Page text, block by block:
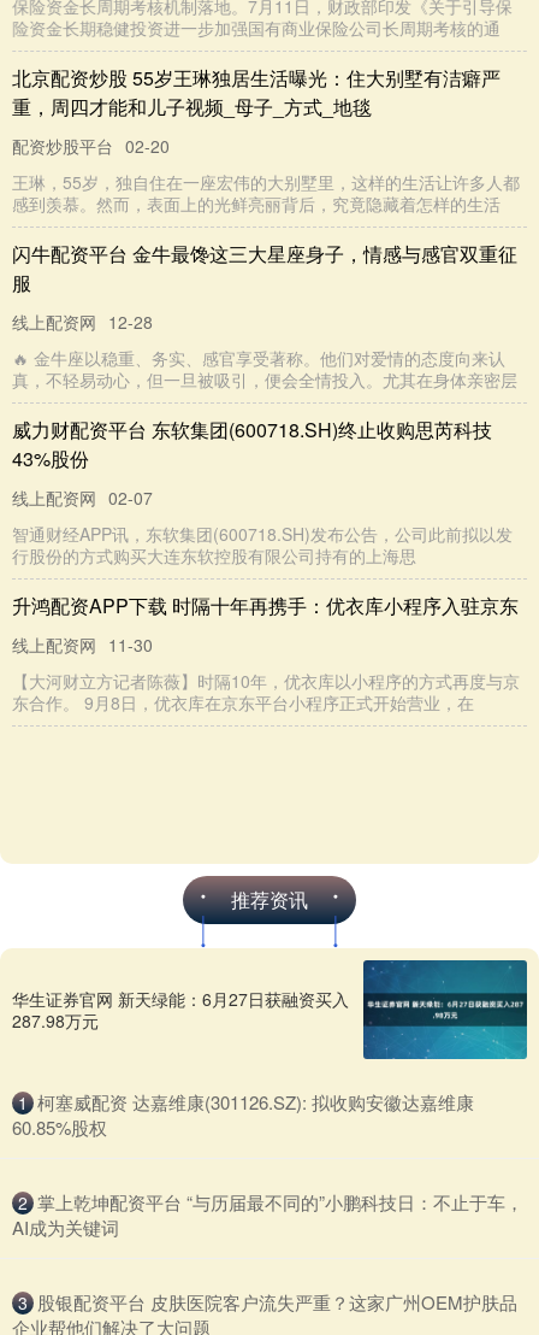
品质生活新选择，INF无限俱乐部：解锁
高端体验的万能钥匙 厌倦了千篇一律的
娱乐方式？INF无限俱乐部重新定义品质
生活，让高端体验触手可及。我们打破
传统会所的高门....
查看：112 分类：配资炒股平台
永隆配资平台 中医：会煮3
种苹果水，孩子脾胃强，个
子蹭蹭涨！
心。孩子脾胃虚弱，很容易积食，就不
爱吃东西。有些东西吃了也不吸收，所
以很多娃个子一直长不....
查看：126 分类：线上配资网
1000元！
Hey朋友们！最近好多小伙伴问我四川旅
游怎么玩最划算，作为一个每年都要去
省文旅局2025年....
精心筛选的内蒙古旅游家庭舒适行程！
特别适合老少同游的内蒙古5天4晚慢节
奏玩法深度介绍！ 一直对内蒙古有种说
不出的向往，总觉得那儿的天比别处更
蓝，草原辽阔得能装下....
分类：网络配资
鼎合网配资
配资平台致力于为投资者提供专业、安全、高效的股票配资服
务。我们拥有丰富的行业经验和专业的团队，帮助客户灵活运